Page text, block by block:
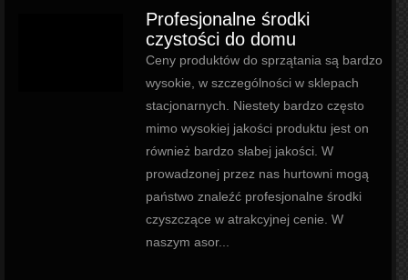
Profesjonalne środki
czystości do domu
Ceny produktów do sprzątania są bardzo
wysokie, w szczególności w sklepach
stacjonarnych. Niestety bardzo często
mimo wysokiej jakości produktu jest on
również bardzo słabej jakości. W
prowadzonej przez nas hurtowni mogą
państwo znaleźć profesjonalne środki
czyszczące w atrakcyjnej cenie. W
naszym asor...